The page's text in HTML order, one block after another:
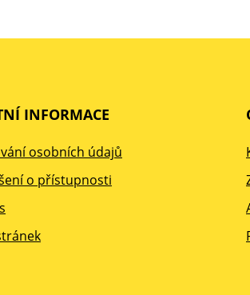
INFORMACE
osobních údajů
o přístupnosti